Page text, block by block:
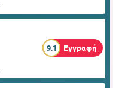
9.1 Εγγραφή